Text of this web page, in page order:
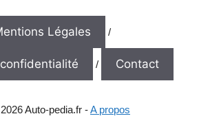
Légales /
/ Contact
Auto-pedia.fr -A propos